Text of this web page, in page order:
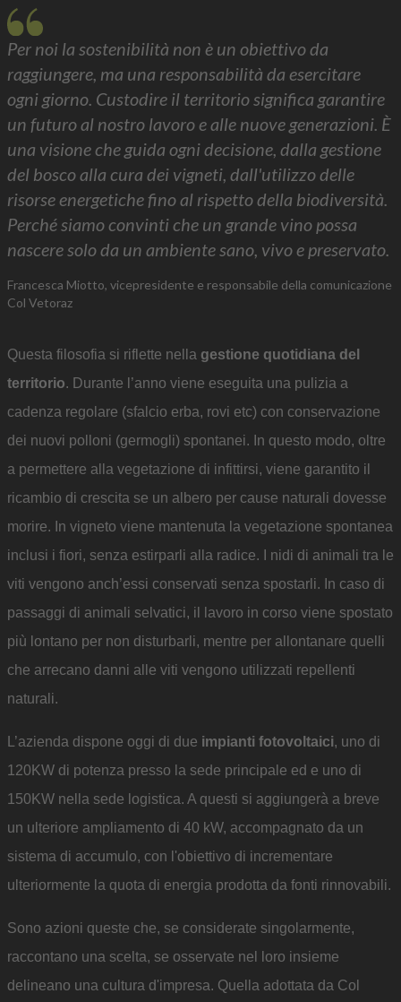
Per noi la sostenibilità non è un obiettivo da
raggiungere, ma una responsabilità da esercitare
ogni giorno. Custodire il territorio significa garantire
un futuro al nostro lavoro e alle nuove generazioni. È
una visione che guida ogni decisione, dalla gestione
del bosco alla cura dei vigneti, dall'utilizzo delle
risorse energetiche fino al rispetto della biodiversità.
Perché siamo convinti che un grande vino possa
nascere solo da un ambiente sano, vivo e preservato.
Francesca Miotto, vicepresidente e responsabile della comunicazione
Col Vetoraz
Questa filosofia si riflette nella gestione quotidiana del
territorio. Durante l’anno viene eseguita una pulizia a
cadenza regolare (sfalcio erba, rovi etc) con conservazione
dei nuovi polloni (germogli) spontanei. In questo modo, oltre
a permettere alla vegetazione di infittirsi, viene garantito il
ricambio di crescita se un albero per cause naturali dovesse
morire. In vigneto viene mantenuta la vegetazione spontanea
inclusi i fiori, senza estirparli alla radice. I nidi di animali tra le
viti vengono anch’essi conservati senza spostarli. In caso di
passaggi di animali selvatici, il lavoro in corso viene spostato
più lontano per non disturbarli, mentre per allontanare quelli
che arrecano danni alle viti vengono utilizzati repellenti
naturali.
L’azienda dispone oggi di due impianti fotovoltaici, uno di
120KW di potenza presso la sede principale ed e uno di
150KW nella sede logistica. A questi si aggiungerà a breve
un ulteriore ampliamento di 40 kW, accompagnato da un
sistema di accumulo, con l'obiettivo di incrementare
ulteriormente la quota di energia prodotta da fonti rinnovabili.
Sono azioni queste che, se considerate singolarmente,
raccontano una scelta, se osservate nel loro insieme
delineano una cultura d'impresa. Quella adottata da Col